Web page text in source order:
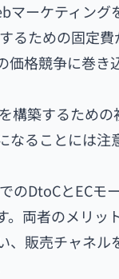
マーケティング
るための固定
価格競争に巻き
構築するため
なることには注
のDtoCとECモ
。両者のメリッ
、販売チャネル